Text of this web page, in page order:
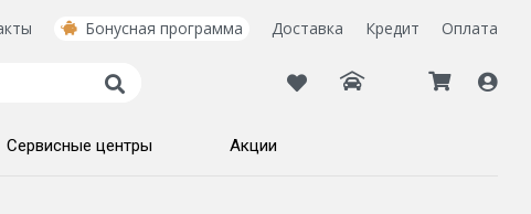
Бонусная программа Доставка Кредит Оплата
Сервисные центры Акции